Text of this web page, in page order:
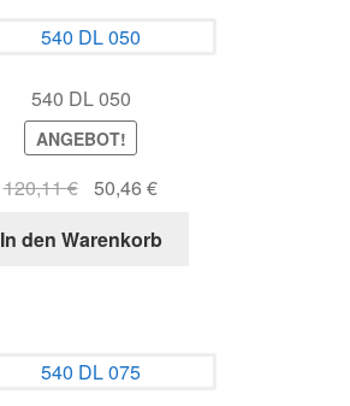
540 DL 050
ANGEBOT!
120,11€ Ursprünglicher
war:
50,46€Aktueller
ist:
In den Warenkorb